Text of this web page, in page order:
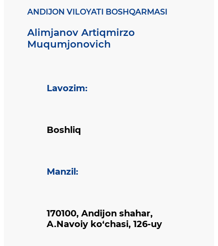
ANDIJON VILOYATI BOSHQARMASI
Alimjanov Artiqmirzo
Muqumjonovich
Lavozim:
Boshliq
Manzil :
170100, Andijon shahar,
A.Navoiy ko‘chasi, 126-uy